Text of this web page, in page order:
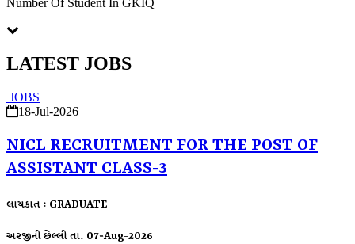
Number Of Student In GKIQ
LATEST JOBS
JOBS
18-Jul-2026
NICL RECRUITMENT FOR THE POST OF
ASSISTANT CLASS-3
લાયકાત : GRADUATE
અરજીની છેલ્લી તા. 07-Aug-2026